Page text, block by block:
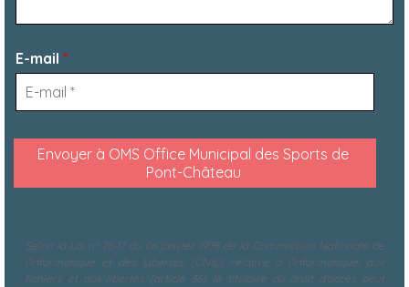
E-mail *
Selon la Loi n° 78-17 du 06 janvier 1978 de la Commission Nationale de
l'Informatique et des Libertés (CNIL), relative à l'informatique, aux
fichiers et aux libertés (article 36), le titulaire du droit d'accès peut